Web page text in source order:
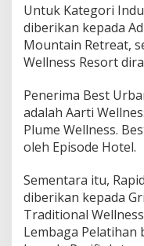
Untuk Kategori
diberikan kepada
Mountain Retreat,
Wellness Resort
Penerima Best
adalah Aarti
Plume Wellness.
oleh Episode Hotel.
Sementara itu,
diberikan kepada
Traditional
Lembaga Pelatihan